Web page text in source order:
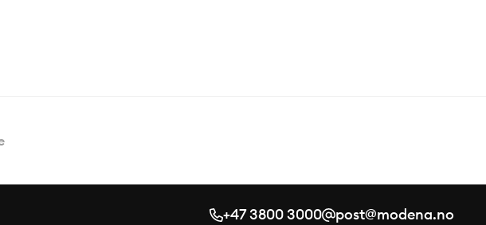
+47 3800 3000 post@modena.no